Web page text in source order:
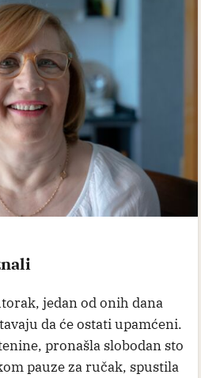
jedan od onih dana
da će ostati upamćeni.
pronašla slobodan sto
pauze za ručak, spustila